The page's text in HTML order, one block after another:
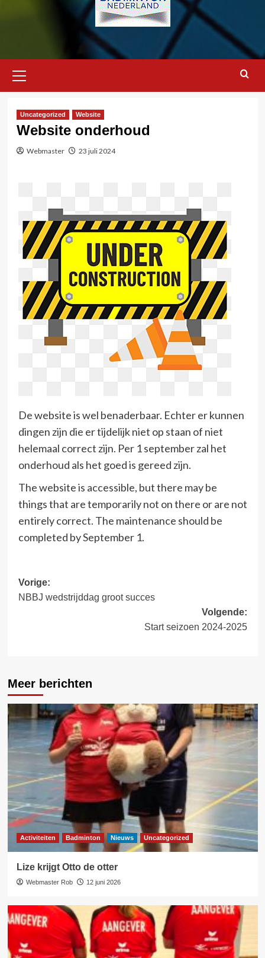
menu
Uncategorized Website
Website onderhoud
Webmaster 23 juli 2024
De website is wel benaderbaar. Echter er kunnen
dingen zijn die er tijdelijk niet op staan of niet
helemaal correct zijn. Per 1 september zal het
onderhoud als het goed is gereed zijn.
The website is accessible, but there may be
things that are temporarily not on there or are not
entirely correct. The maintenance should be
completed by September 1.
Bericht
navigatie
Vorige:
NBBJ wedstrijddag groot succes
Volgende:
Start seizoen 2024-2025
Meer berichten
Activiteiten Badminton Nieuws Uncategorized
Lize krijgt Otto de otter
Webmaster Rob 12 juni 2026